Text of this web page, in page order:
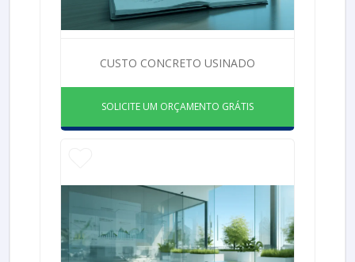
CUSTO CONCRETO USINADO
SOLICITE UM ORÇAMENTO GRÁTIS